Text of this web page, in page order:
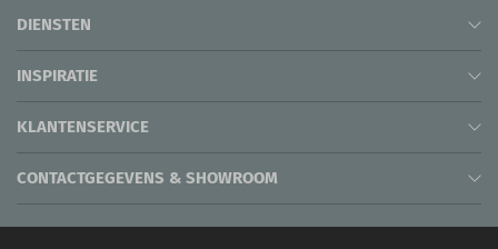
DIENSTEN
INSPIRATIE
KLANTENSERVICE
CONTACTGEGEVENS & SHOWROOM